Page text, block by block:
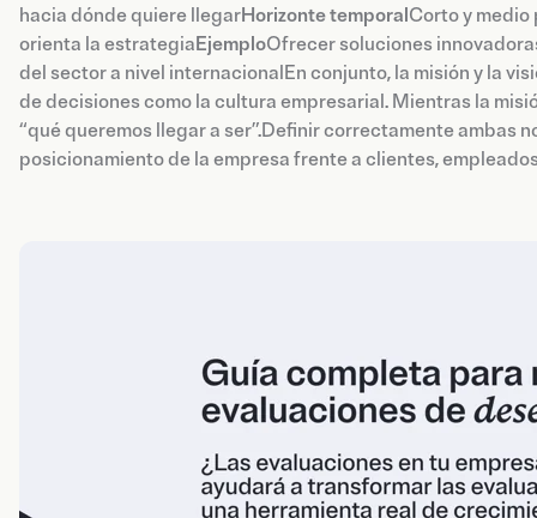
hacia dónde quiere llegarHorizonte temporalCorto y medio
orienta la estrategiaEjemploOfrecer soluciones
del sector a nivel internacionalEn conjunto, la misión y la
de decisiones como la cultura empresarial. Mientras la
“qué queremos llegar a ser”.Definir correctamente ambas
posicionamiento de la empresa frente a clientes,